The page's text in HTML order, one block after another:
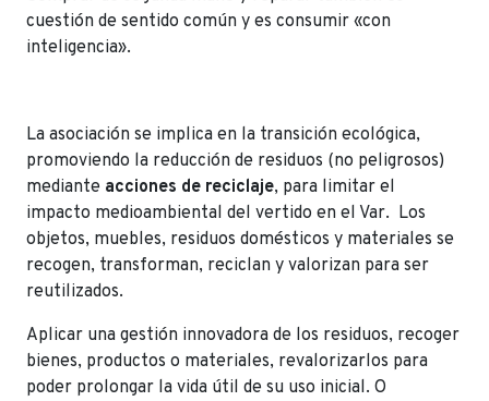
cuestión de sentido común y es consumir «con
inteligencia».
La asociación se implica en la transición ecológica,
promoviendo la reducción de residuos (no peligrosos)
mediante acciones de reciclaje, para limitar el
impacto medioambiental del vertido en el Var. Los
objetos, muebles, residuos domésticos y materiales se
recogen, transforman, reciclan y valorizan para ser
reutilizados.
Aplicar una gestión innovadora de los residuos, recoger
bienes, productos o materiales, revalorizarlos para
poder prolongar la vida útil de su uso inicial. O